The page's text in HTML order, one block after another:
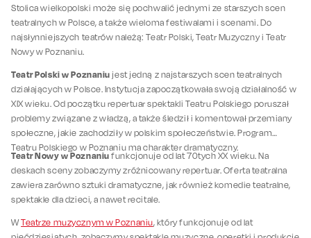
Stolica wielkopolski może się pochwalić jednymi ze starszych scen
teatralnych w Polsce, a także wieloma festiwalami i scenami. Do
najsłynniejszych teatrów należą: Teatr Polski, Teatr Muzyczny i Teatr
Nowy w Poznaniu.
Teatr Polski w Poznaniu jest jedną z najstarszych scen teatralnych
działających w Polsce. Instytucja zapoczątkowała swoją działalność w
XIX wieku. Od początku repertuar spektakli Teatru Polskiego poruszał
problemy związane z władzą, a także śledził i komentował przemiany
społeczne, jakie zachodziły w polskim społeczeństwie. Program
Teatru Polskiego w Poznaniu ma charakter dramatyczny.
Teatr Nowy w Poznaniu funkcjonuje od lat 70tych XX wieku. Na
deskach sceny zobaczymy zróżnicowany repertuar. Oferta teatralna
zawiera zarówno sztuki dramatyczne, jak również komedie teatralne,
spektakle dla dzieci, a nawet recitale.
WTeatrze muzycznym w Poznaniu, który funkcjonuje od lat